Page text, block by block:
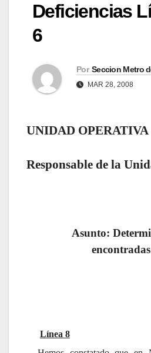
Deficiencias
6
Por Seccion Metro
MAR 28, 2008
UNIDAD OPERATIVA
Responsable de la
Asunto:
Línea 8